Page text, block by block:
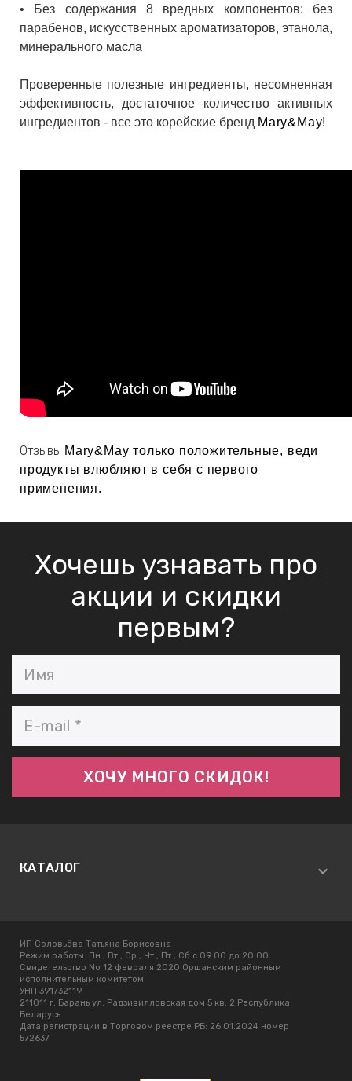
• Без содержания 8 вредных компонентов: без
парабенов, искусственных ароматизаторов, этанола,
минерального масла
Проверенные полезные ингредиенты, несомненная
эффективность, достаточное количество активных
ингредиентов - все это корейские бренд Mary&May!
Отзывы Mary&May только положительные, веди
продукты влюбляют в себя с первого
применения.
Хочешь узнавать про
акции и скидки
первым?
КАТАЛОГ
ИП Соловьёва Татьяна Борисовна
Режим работы: Пн , Вт , Ср , Чт , Пт , Сб c 09:00 до 20:00
Свидетельство No 12 февраля 2020 Оршанским районным
исполнительным комитетом
УНП 391732119
211011 г. Барань ул. Радзивилловская дом 5 кв. 2 Республика
Беларусь
Дата регистрации в Торговом реестре РБ: 26.01.2024 номер
572637